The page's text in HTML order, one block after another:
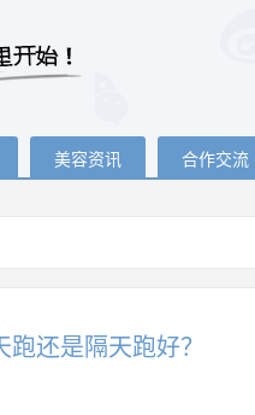
美容资讯 合作交流
还是隔天跑好？